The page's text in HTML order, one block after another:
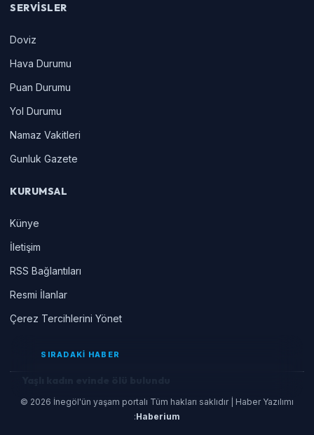
SERVISLER
Doviz
Hava Durumu
Puan Durumu
Yol Durumu
Namaz Vakitleri
Gunluk Gazete
KURUMSAL
Künye
İletişim
RSS Bağlantıları
Resmi İlanlar
Çerez Tercihlerini Yönet
© 2026 İnegöl'ün yaşam portalı Tüm hakları saklıdır | Haber Yazılımı
:Haberium
SIRADAKİ HABER